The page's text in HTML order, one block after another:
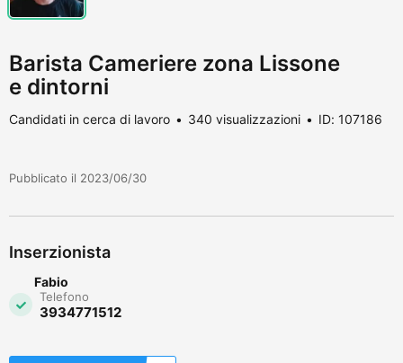
Barista Cameriere zona Lissone
e dintorni
Candidati in cerca di lavoro 340 visualizzazioni ID: 107186
Pubblicato il 2023/06/30
Inserzionista
Fabio
Telefono
3934771512